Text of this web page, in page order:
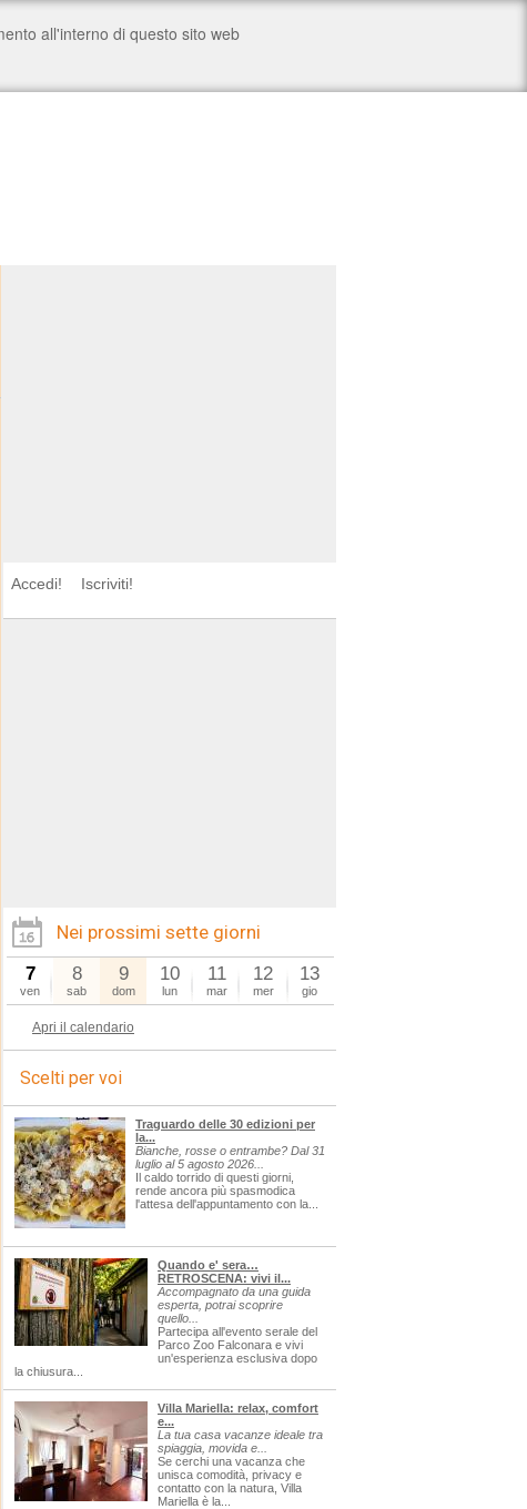
Accedi! Iscriviti!
Nei prossimi sette giorni
7
ven
8
sab
9
dom
10
lun
11
mar
12
mer
13
gio
Apri il calendario
Scelti per voi
Traguardo delle 30 edizioni per
la...
Bianche, rosse o entrambe? Dal 31
luglio al 5 agosto 2026...
Il caldo torrido di questi giorni,
rende ancora più spasmodica
l'attesa dell'appuntamento con la...
Quando e' sera…
RETROSCENA: vivi il...
Accompagnato da una guida
esperta, potrai scoprire
quello...
Partecipa all'evento serale del
Parco Zoo Falconara e vivi
un'esperienza esclusiva dopo
la chiusura...
Villa Mariella: relax, comfort
e...
La tua casa vacanze ideale tra
spiaggia, movida e...
Se cerchi una vacanza che
unisca comodità, privacy e
contatto con la natura, Villa
Mariella è la...